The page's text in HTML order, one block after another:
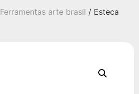
Ferramentas arte brasil / Esteca